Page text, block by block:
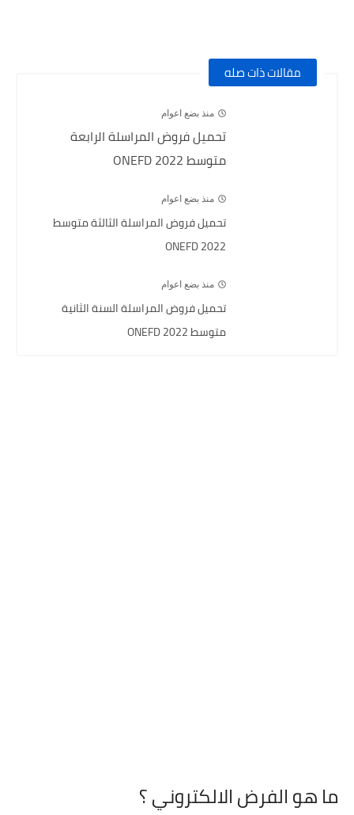
مقالات ذات صله
منذ بضع اعوام
تحميل فروض المراسلة الرابعة
متوسط 2022 ONEFD
منذ بضع اعوام
تحميل فروض المراسلة الثالثة متوسط
2022 ONEFD
منذ بضع اعوام
تحميل فروض المراسلة السنة الثانية
متوسط ONEFD 2022
ما هو الفرض الالكتروني ؟